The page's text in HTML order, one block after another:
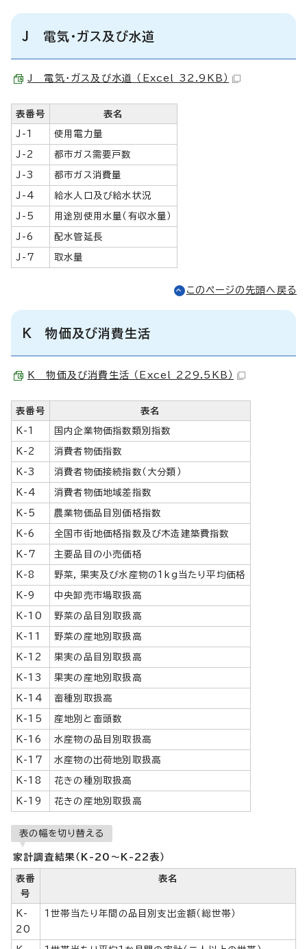
J 電気・ガス及び水道
J 電気・ガス及び水道 （Excel 32.9KB）
表番号 表名
J-1 使用電力量
J-2 都市ガス需要戸数
J-3 都市ガス消費量
J-4 給水人口及び給水状況
J-5 用途別使用水量（有収水量）
J-6 配水管延長
J-7 取水量
このページの先頭へ戻る
K 物価及び消費生活
K 物価及び消費生活 （Excel 229.5KB）
表番号 表名
K-1 国内企業物価指数類別指数
K-2 消費者物価指数
K-3 消費者物価接続指数（大分類）
K-4 消費者物価地域差指数
K-5 農業物価品目別価格指数
K-6 全国市街地価格指数及び木造建築費指数
K-7 主要品目の小売価格
K-8 野菜，果実及び水産物の1kg当たり平均価格
K-9 中央卸売市場取扱高
K-10 野菜の品目別取扱高
K-11 野菜の産地別取扱高
K-12 果実の品目別取扱高
K-13 果実の産地別取扱高
K-14 畜種別取扱高
K-15 産地別と畜頭数
K-16 水産物の品目別取扱高
K-17 水産物の出荷地別取扱高
K-18 花きの種別取扱高
K-19 花きの産地別取扱高
表の幅を切り替える
家計調査結果（K-20～K-22表）
表番
号
表名
K-
20
1世帯当たり年間の品目別支出金額（総世帯）